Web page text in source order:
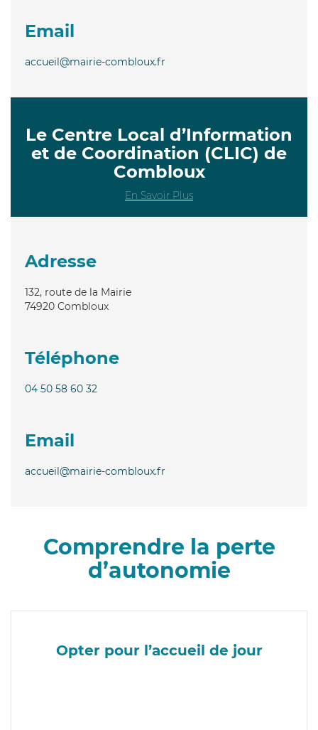
Email
accueil@mairie-combloux.fr
Le Centre Local d’Information
et de Coordination (CLIC) de
Combloux
En Savoir Plus
Adresse
132, route de la Mairie
74920 Combloux
Téléphone
04 50 58 60 32
Email
accueil@mairie-combloux.fr
Comprendre la perte
d’autonomie
Opter pour l’accueil de jour